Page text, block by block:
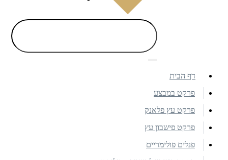
דף הבית
פרקט במבצע
פרקט עץ פלאנק
פרקט פישבון עץ
פנלים פולימריים